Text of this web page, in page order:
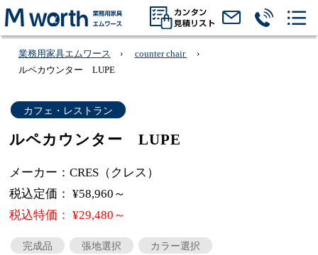
業務用家具エムワース
counter chair
ルペカウンター LUPE
カフェ・レストラン
ルペカウンター LUPE
メーカー：CRES（クレス）
税込定価： ¥58,960～
税込特価： ¥29,480～
完成品 張地選択
カラー選択